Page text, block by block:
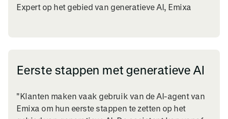
Expert op het gebied van generatieve AI, Emixa
Eerste stappen met generatieve AI
"Klanten maken vaak gebruik van de AI-agent van
Emixa om hun eerste stappen te zetten op het